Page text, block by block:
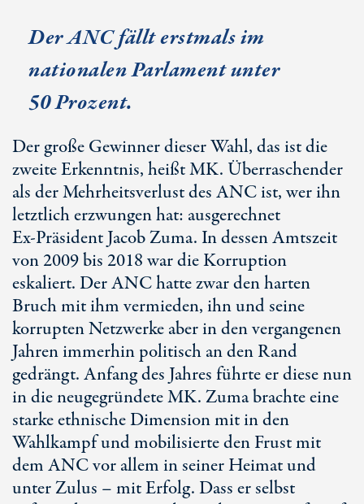
Der ANC fällt erstmals im
nationalen Parlament unter
50 Prozent.
Der große Gewinner dieser Wahl, das ist die
zweite Erkenntnis, heißt MK. Überraschender
als der Mehrheitsverlust des ANC ist, wer ihn
letztlich erzwungen hat: ausgerechnet
Ex-PräsidentJacob Zuma. In dessen Amtszeit
von 2009 bis 2018 war die Korruption
eskaliert. Der ANC hatte zwar den harten
Bruch mit ihm vermieden, ihn und seine
korrupten Netzwerke aber in den vergangenen
Jahren immerhin politisch an den Rand
gedrängt. Anfang des Jahres führte er diese nun
in die neugegründete MK. Zuma brachte eine
starke ethnische Dimension mit in den
Wahlkampf und mobilisierte den Frust mit
dem ANC vor allem in seiner Heimat und
unter Zulus – mit Erfolg. Dass er selbst